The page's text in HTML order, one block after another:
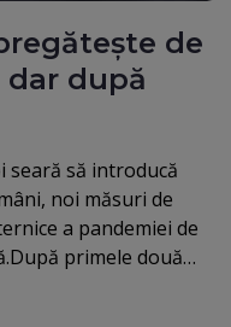
de
după
seară să introducă
noi măsuri de
a pandemiei de
primele două…